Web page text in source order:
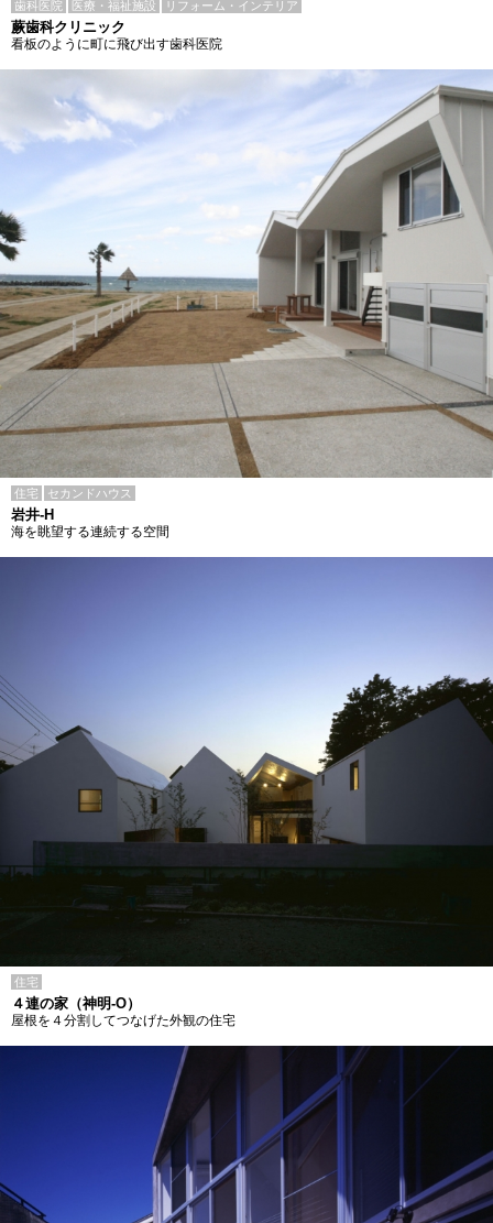
歯科医院 医療・福祉施設 リフォーム・インテリア
蕨歯科クリニック
看板のように町に飛び出す歯科医院
住宅 セカンドハウス
岩井-H
海を眺望する連続する空間
住宅
４連の家（神明-O）
屋根を４分割してつなげた外観の住宅